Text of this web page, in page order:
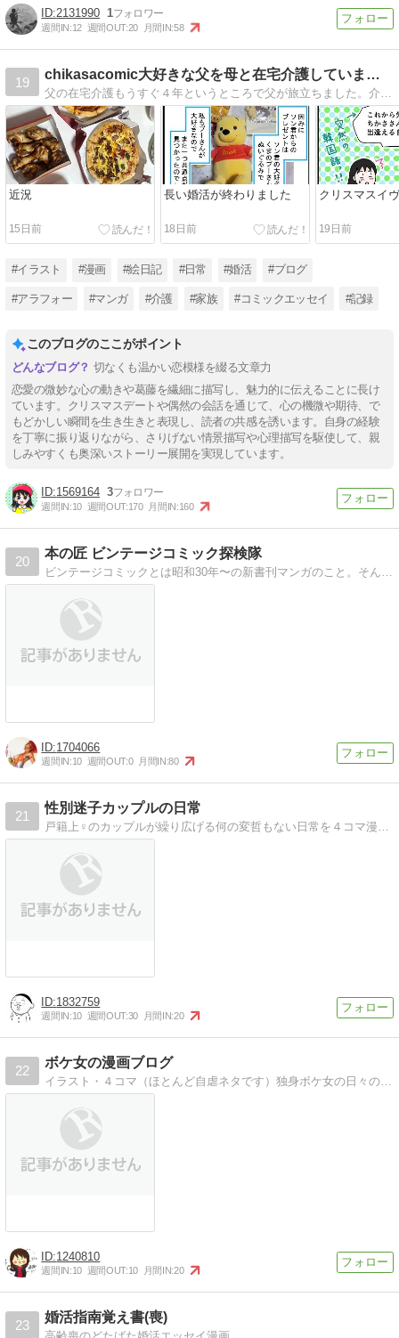
2131990 1
週間IN:12 週間OUT:20 月間IN:58
19
chikasacomic大好きな父を母と在宅介護していました
近況
15日前
長い婚活が終わりました
18日前
クリスマスイ
19日前
#イラスト #漫画 #絵日記 #日常 #婚活 #ブログ
#アラフォー #マンガ #介護 #家族 #コミックエッセイ #記録
このブログのここがポイント
切なくも温かい恋模様を綴る文章力
恋愛の微妙な心の動きや葛藤を繊細に描写し、魅力的に伝えることに長け
ています。クリスマスデートや偶然の会話を通じて、心の機微や期待、で
もどかしい瞬間を生き生きと表現し、読者の共感を誘います。自身の経験
を丁寧に振り返りながら、さりげない情景描写や心理描写を駆使して、親
しみやすくも奥深いストーリー展開を実現しています。
1569164 3
週間IN:10 週間OUT:170 月間IN:160
20
本の匠 ビンテージコミック探検隊
ビンテージコミックとは昭和30年〜の新書刊マンガのこと。そんな昭和のお宝マンガ、絶版マンガ、封印作品などを解説！今週は『刑事コロンボ』
1704066
週間IN:10 週間OUT:0 月間IN:80
21
性別迷子カップルの日常
戸籍上♀のカップルが繰り広げる何の変哲もない日常を４コマ漫画にしてみました。セクマイ・同性愛・LGBT・４コマ・エッセイ・同棲・FTX
1832759
週間IN:10 週間OUT:30 月間IN:20
22
ボケ女の漫画ブログ
イラスト・４コマ（ほとんど自虐ネタです）独身ボケ女の日々の日常（イラスト、４コマ）、ハワイ体験記など書いてます。
1240810
週間IN:10 週間OUT:10 月間IN:20
23
婚活指南覚え書(喪)